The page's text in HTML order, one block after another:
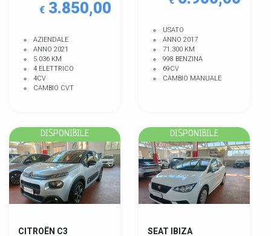
€3.850,00
AZIENDALE
ANNO 2021
5.036 KM
4 ELETTRICO
4CV
CAMBIO CVT
USATO
ANNO 2017
71.300 KM
998 BENZINA
69CV
CAMBIO MANUALE
DISPONIBILE
CITROËN C3
DISPONIBILE
SEAT IBIZA